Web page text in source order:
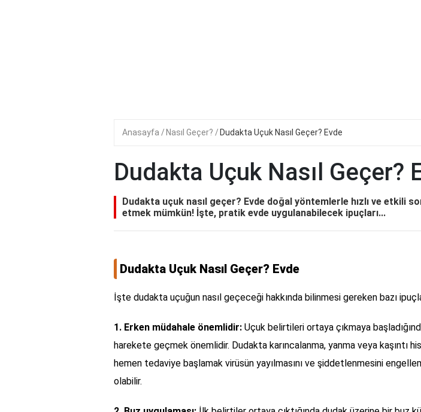
Anasayfa Nasıl Geçer? Dudakta Uçuk Nasıl Geçer? Evde
Dudakta Uçuk Nasıl Geçer?
Dudakta uçuk nasıl geçer? Evde doğal yöntemlerle hızlı ve etkili
etmek mümkün! İşte, pratik evde uygulanabilecek ipuçları...
Dudakta Uçuk Nasıl Geçer? Evde
İşte dudakta uçuğun nasıl geçeceği hakkında bilinmesi gereken bazı
1. Erken müdahale önemlidir: Uçuk belirtileri ortaya çıkmaya
harekete geçmek önemlidir. Dudakta karıncalanma, yanma veya kaşıntı
hemen tedaviye başlamak virüsün yayılmasını ve şiddetlenmesini
olabilir.